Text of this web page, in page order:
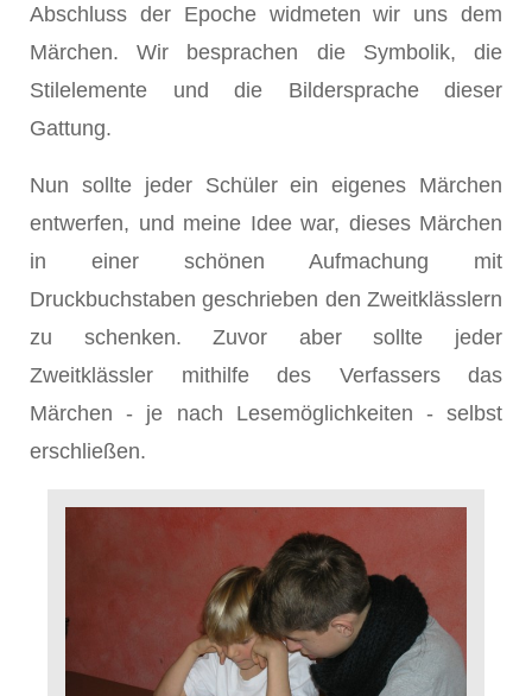
Abschluss der Epoche widmeten wir uns dem
Märchen. Wir besprachen die Symbolik, die
Stilelemente und die Bildersprache dieser
Gattung.
Nun sollte jeder Schüler ein eigenes Märchen
entwerfen, und meine Idee war, dieses Märchen
in einer schönen Aufmachung mit
Druckbuchstaben geschrieben den Zweitklässlern
zu schenken. Zuvor aber sollte jeder
Zweitklässler mithilfe des Verfassers das
Märchen - je nach Lesemöglichkeiten - selbst
erschließen.